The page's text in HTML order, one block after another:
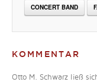
CONCERT BAND
KOMMENTAR
Otto M. Schwarz ließ